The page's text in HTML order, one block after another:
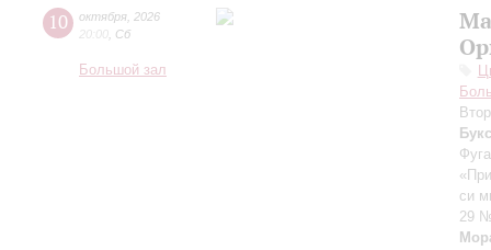
10 октября 2026
Сб
Большой зал
си
29